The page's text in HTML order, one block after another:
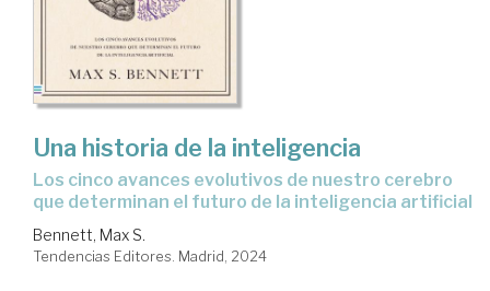
Una historia de la inteligencia
Los cinco avances evolutivos de nuestro cerebro
que determinan el futuro de la inteligencia artificial
Bennett, Max S.
Tendencias Editores. Madrid, 2024